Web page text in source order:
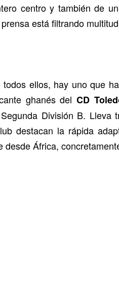
centro y también de
está filtrando
ellos, hay uno que
ghanés delCD
División B.
destacan la rápida
desde África,